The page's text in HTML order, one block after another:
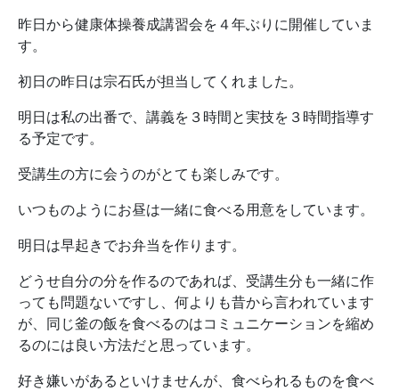
昨日から健康体操養成講習会を４年ぶりに開催していま
す。
初日の昨日は宗石氏が担当してくれました。
明日は私の出番で、講義を３時間と実技を３時間指導す
る予定です。
受講生の方に会うのがとても楽しみです。
いつものようにお昼は一緒に食べる用意をしています。
明日は早起きでお弁当を作ります。
どうせ自分の分を作るのであれば、受講生分も一緒に作
っても問題ないですし、何よりも昔から言われています
が、同じ釜の飯を食べるのはコミュニケーションを縮め
るのには良い方法だと思っています。
好き嫌いがあるといけませんが、食べられるものを食べ